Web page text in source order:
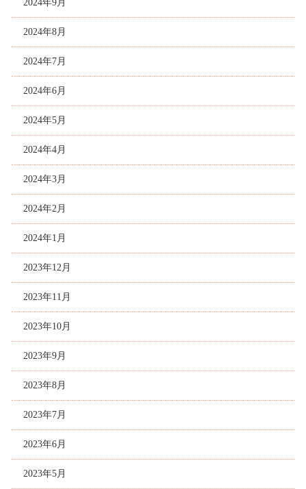
2024年9月
2024年8月
2024年7月
2024年6月
2024年5月
2024年4月
2024年3月
2024年2月
2024年1月
2023年12月
2023年11月
2023年10月
2023年9月
2023年8月
2023年7月
2023年6月
2023年5月